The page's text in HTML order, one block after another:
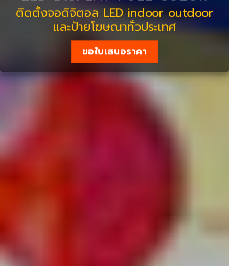
ติดตั้งจอดิจิตอล LED indoor outdoor
และป้ายโฆษณาทั่วประเทศ
ขอใบเสนอราคา